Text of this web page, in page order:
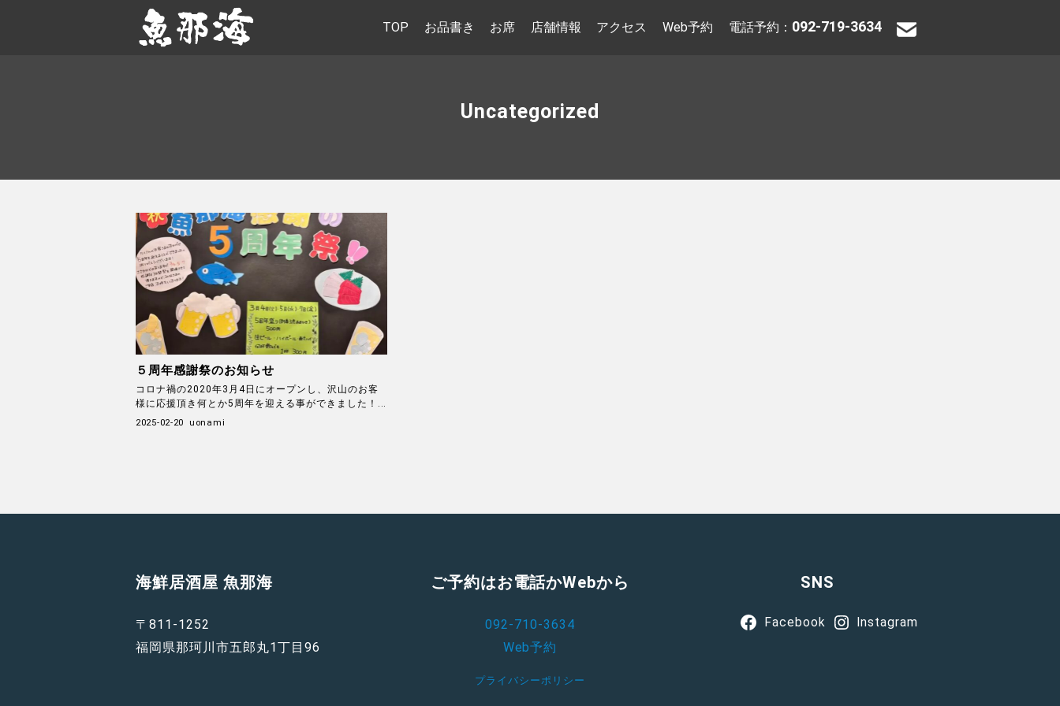
TOP お品書き お席 店舗情報 アクセス Web予約 電話予約： 092-719-3634
Uncategorized
５周年感謝祭のお知らせ
コロナ禍の2020年3月4日にオープンし、沢山のお客
様に応援頂き何とか5周年を迎える事ができました！...
2025-02-20 uonami
海鮮居酒屋 魚那海
〒811-1252
福岡県那珂川市五郎丸1丁目96
ご予約はお電話かWebから
092-710-3634
Web予約
プライバシーポリシー
SNS
Facebook Instagram